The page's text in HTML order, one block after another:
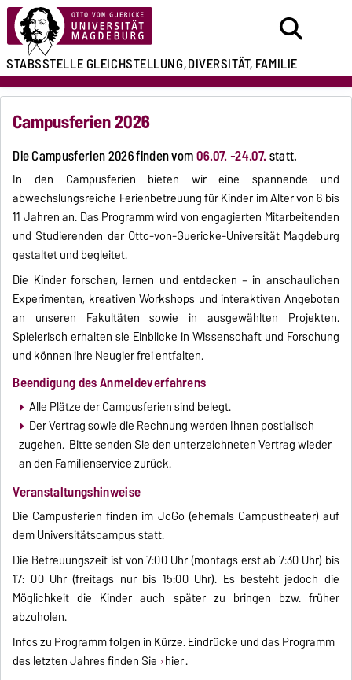
STABSSTELLEGLEICHSTELLUNG,DIVERSITÄT, FAMILIE
Campusferien 2026
Die Campusferien 2026 finden vom06.07. -24.07.statt.
In den Campusferien bieten wir eine spannende und
abwechslungsreiche Ferienbetreuung für Kinder im Alter von 6 bis
11 Jahren an. Das Programm wird von engagierten Mitarbeitenden
und Studierenden der Otto-von-Guericke-Universität Magdeburg
gestaltet und begleitet.
Die Kinder forschen, lernen und entdecken – in anschaulichen
Experimenten, kreativen Workshops und interaktiven Angeboten
an unseren Fakultäten sowie in ausgewählten Projekten.
Spielerisch erhalten sie Einblicke in Wissenschaft und Forschung
und können ihre Neugier frei entfalten.
Beendigung des Anmeldeverfahrens
Alle Plätze der Campusferien sind belegt.
Der Vertrag sowie die Rechnung werden Ihnen postialisch
zugehen. Bitte senden Sie den unterzeichneten Vertrag wieder
an den Familienservice zurück.
Veranstaltungshinweise
Die Campusferien finden im JoGo (ehemals Campustheater) auf
dem Universitätscampus statt.
Die Betreuungszeit ist von 7:00 Uhr (montags erst ab 7:30 Uhr) bis
17: 00 Uhr (freitags nur bis 15:00 Uhr). Es besteht jedoch die
Möglichkeit die Kinder auch später zu bringen bzw. früher
abzuholen.
Infos zu Programm folgen in Kürze. Eindrücke und das Programm
des letzten Jahres finden Sie hier.